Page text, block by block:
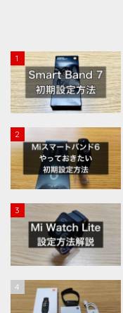
1
2
3
4